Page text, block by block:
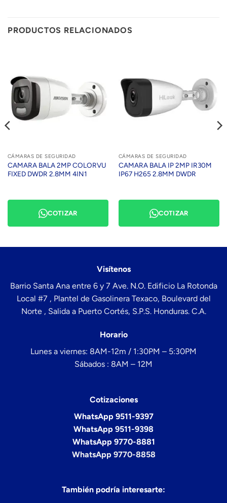
PRODUCTOS RELACIONADOS
CÁMARAS DE SEGURIDAD
CAMARA BALA 2MP COLORVU
FIXED DWDR 2.8MM 4IN1
COTIZAR
CÁMARAS DE SEGURIDAD
CAMARA BALA IP 2MP IR30M
IP67 H265 2.8MM DWDR
COTIZAR
Visítenos
Barrio Santa Ana entre 6 y 7 Ave. N.O. Edificio La Rotonda
Local #7 , Plantel de Gasolinera Texaco, Boulevard del
Norte , Salida a Puerto Cortés, S.P.S. Honduras. C.A.
Horario
Lunes a viernes: 8AM-12m / 1:30PM – 5:30PM
Sábados : 8AM – 12M
Cotizaciones
WhatsApp 9511-9397
WhatsApp 9511-9398
WhatsApp 9770-8881
WhatsApp 9770-8858
También podría interesarte: